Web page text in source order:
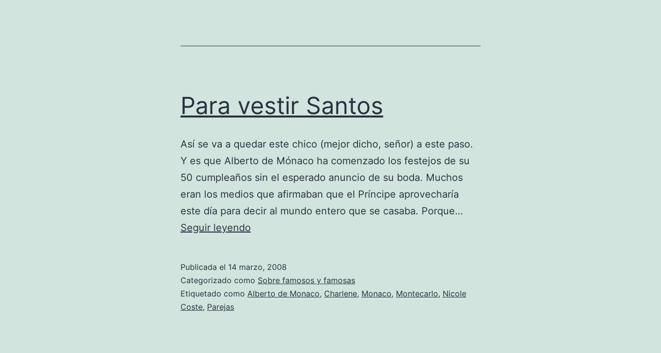
Para vestir Santos
Así se va a quedar este chico (mejor dicho, señor) a este paso.
Y es que Alberto de Mónaco ha comenzado los festejos de su
50 cumpleaños sin el esperado anuncio de su boda. Muchos
eran los medios que afirmaban que el Príncipe aprovecharía
este día para decir al mundo entero que se casaba. Porque…
Seguir leyendo
Publicada el 14 marzo, 2008
Categorizado como Sobre famosos y famosas
Etiquetado como Alberto de Monaco, Charlene, Monaco, Montecarlo, Nicole
Coste, Parejas